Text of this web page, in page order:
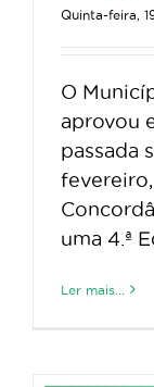
Quinta-feira,
O
aprovou
passada
uma 4.ª
Ler mais...